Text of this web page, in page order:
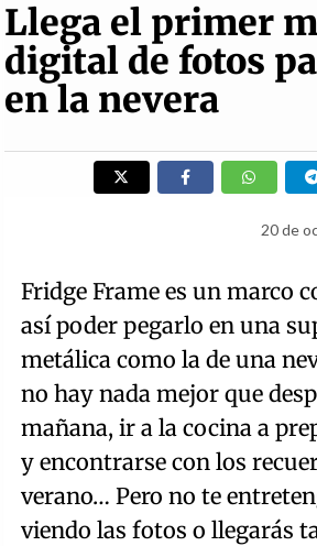
Llega el primer
digital de fotos
en la nevera
20 de
Fridge Frame es un marco
así poder pegarlo en una
metálica como la de una
no hay nada mejor que
mañana, ir a la cocina a
y encontrarse con los
verano… Pero no te
viendo las fotos o llegarás